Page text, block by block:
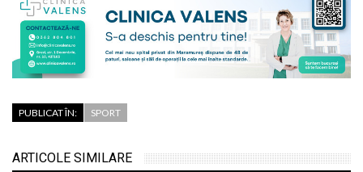
PUBLICAT ÎN: SPORT
ARTICOLE SIMILARE